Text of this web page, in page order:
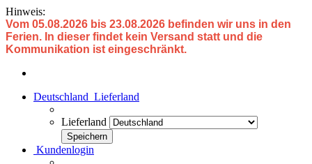
Hinweis:
Vom 05.08.2026 bis 23.08.2026 befinden wir uns in den
Ferien. In dieser findet kein Versand statt und die
Kommunikation ist eingeschränkt.
Deutschland Lieferland
Lieferland
Kundenlogin